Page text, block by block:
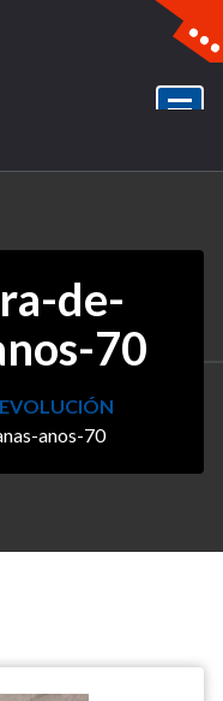
de-
70
anos-70